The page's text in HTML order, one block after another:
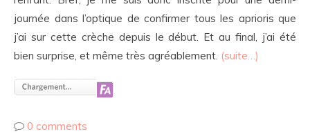
journée dans l’optique de confirmer tous les aprioris que
j’ai sur cette crèche depuis le début. Et au final, j’ai été
bien surprise, et même très agréablement. (suite…)
0 comments